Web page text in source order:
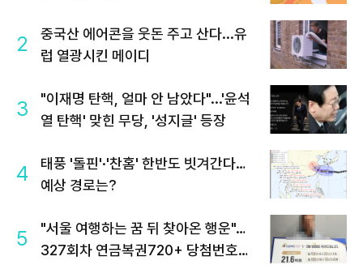
2
중국산 에어콘을 웃돈 주고 산다...유
럽 열광시킨 메이디
3
"이재명 탄핵, 얼마 안 남았다"...'윤석
열 탄핵' 맞힌 무당, '성지글' 등장
4
태풍 '돌핀'·'찬홈' 한반도 빗겨간다…
예상 경로는?
5
"서울 여행하는 꿈 뒤 찾아온 행운"…
327회차 연금복권720+ 당첨번호조